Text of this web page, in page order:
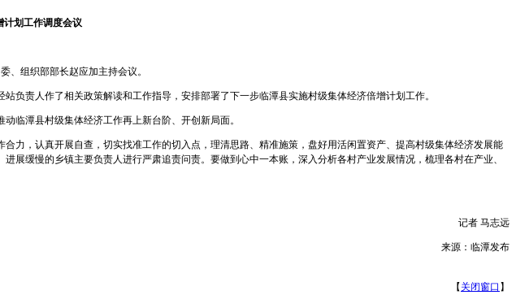
计划工作调度会议
、组织部部长赵应加主持会议。
负责人作了相关政策解读和工作指导，安排部署了下一步临潭县实施村级集体经济倍增计划工作。
临潭县村级集体经济工作再上新台阶、开创新局面。
力，认真开展自查，切实找准工作的切入点，理清思路、精准施策，盘好用活闲置资产、提高村级集体经济发展能
缓慢的乡镇主要负责人进行严肃追责问责。要做到心中一本账，深入分析各村产业发展情况，梳理各村在产业、
记者 马志远
来源：临潭发布
【 关闭窗口 】